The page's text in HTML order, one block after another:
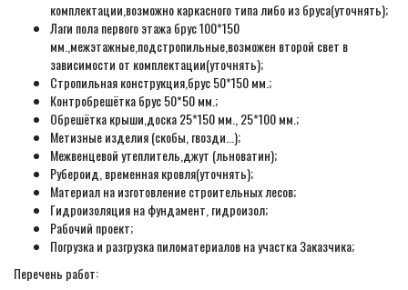
комплектации,возможно каркасного типа либо из бруса(уточнять);
Лаги пола первого этажа брус 100*150
мм.,межэтажные,подстропильные,возможен второй свет в
зависимости от комплектации(уточнять);
Стропильная конструкция,брус 50*150 мм.;
Контробрешётка брус 50*50 мм.;
Обрешётка крыши,доска 25*150 мм., 25*100 мм.;
Метизные изделия (скобы, гвозди...);
Межвенцевой утеплитель,джут (льноватин);
Рубероид, временная кровля(уточнять);
Материал на изготовление строительных лесов;
Гидроизоляция на фундамент, гидроизол;
Рабочий проект;
Погрузка и разгрузка пиломатериалов на участка Заказчика;
Перечень работ: